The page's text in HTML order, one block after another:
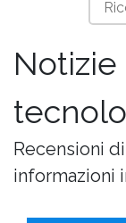
Recensioni
informazioni